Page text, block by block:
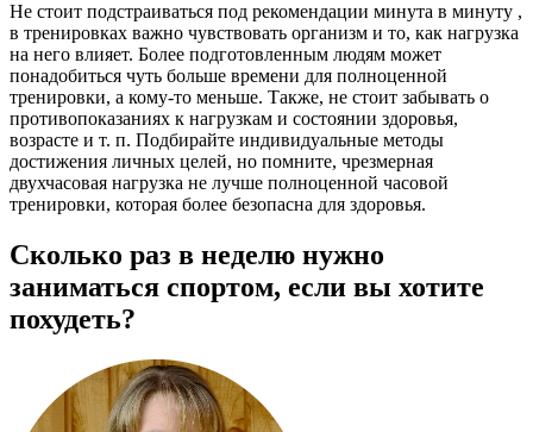
Не стоит подстраиваться под рекомендации минута в минуту ,
в тренировках важно чувствовать организм и то, как нагрузка
на него влияет. Более подготовленным людям может
понадобиться чуть больше времени для полноценной
тренировки, а кому-то меньше. Также, не стоит забывать о
противопоказаниях к нагрузкам и состоянии здоровья,
возрасте и т. п. Подбирайте индивидуальные методы
достижения личных целей, но помните, чрезмерная
двухчасовая нагрузка не лучше полноценной часовой
тренировки, которая более безопасна для здоровья.
Сколько раз в неделю нужно
заниматься спортом, если вы хотите
похудеть?